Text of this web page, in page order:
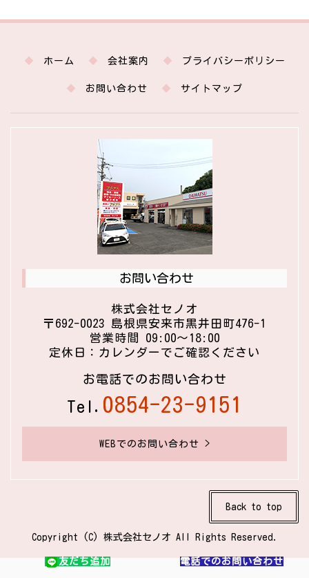
友だち追加 電話でのお問い合わせ
ホーム 会社案内 プライバシーポリシー
お問い合わせ サイトマップ
お問い合わせ
株式会社セノオ
〒692-0023 島根県安来市黒井田町476-1
営業時間 09:00〜18:00
定休日：カレンダーでご確認ください
お電話でのお問い合わせ
Tel. 0854-23-9151
WEBでのお問い合わせ >
Back to top
Copyright (C) 株式会社セノオ All Rights Reserved.